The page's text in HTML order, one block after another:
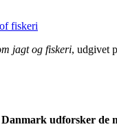
jagt og fiskeri, udgivet
udforsker